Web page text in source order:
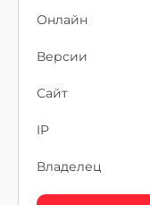
Онлайн
Версии
Сайт
IP
Владелец